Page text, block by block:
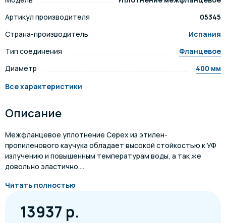
Артикул производителя
05345
Страна-производитель
Испания
Тип соединения
Фланцевое
Диаметр
400 мм
Все характеристики
Описание
Межфланцевое уплотнение Cepex из этилен-
пропиленового каучука обладает высокой стойкостью к УФ
излучению и повышенным температурам воды, а так же
довольно эластично....
Читать полностью
13937 р.